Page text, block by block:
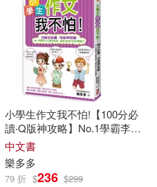
王艷(1)
小學生作文我不怕!【100分必
讀‧Q版神攻略】No.1學霸李小
白嗆辣指導，高斯&英格力終
於開竅了
中文書
樂多多
79 折 $236 $299